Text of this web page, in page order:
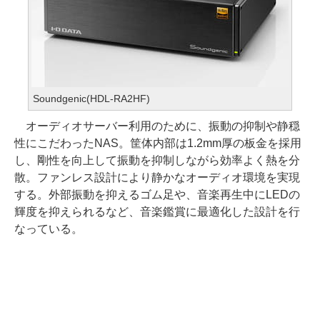
Soundgenic(HDL-RA2HF)
オーディオサーバー利用のために、振動の抑制や静穏
性にこだわったNAS。筐体内部は1.2mm厚の板金を採用
し、剛性を向上して振動を抑制しながら効率よく熱を分
散。ファンレス設計により静かなオーディオ環境を実現
する。外部振動を抑えるゴム足や、音楽再生中にLEDの
輝度を抑えられるなど、音楽鑑賞に最適化した設計を行
なっている。